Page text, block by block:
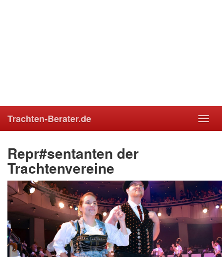
Trachten-Berater.de
Repr#sentanten der
Trachtenvereine